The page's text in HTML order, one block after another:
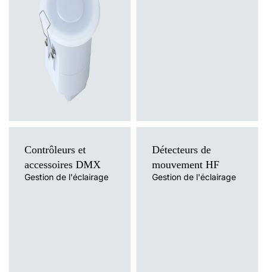
Contrôleurs et
accessoires DMX
Gestion de l'éclairage
Détecteurs de
mouvement HF
Gestion de l'éclairage